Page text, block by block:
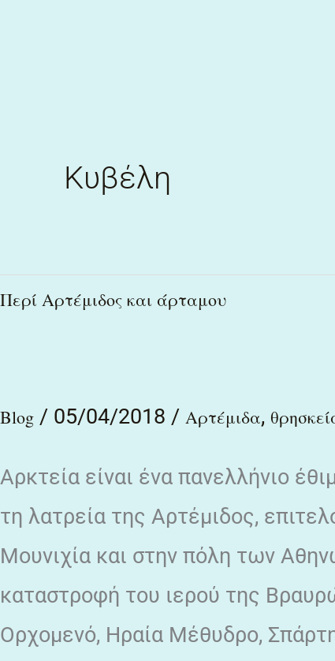
Κυβέλη
Περί Αρτέμιδος και άρταμου
Blog / 05/04/2018 / Αρτέμιδα,
Αρκτεία είναι ένα πανελλήνιο
τη λατρεία της Αρτέμιδος,
Μουνιχία και στην πόλη των
καταστροφή του ιερού της
Ορχομενό, Ηραία Μέθυδρο,
Περί